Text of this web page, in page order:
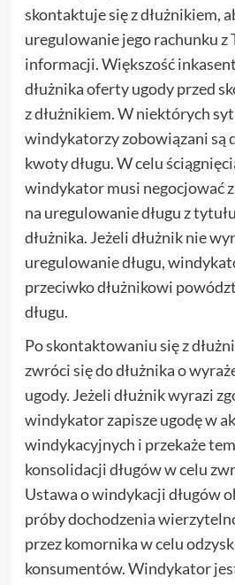
skontaktuje się z dłużnikiem,
uregulowanie jego rachunku z
informacji. Większość
dłużnika oferty ugody przed
z dłużnikiem. W niektórych
windykatorzy zobowiązani są
kwoty długu. W celu
windykator musi negocjować
na uregulowanie długu z
dłużnika. Jeżeli dłużnik nie
uregulowanie długu,
przeciwko dłużnikowi
długu.
Po skontaktowaniu się z
zwróci się do dłużnika o
ugody. Jeżeli dłużnik wyrazi
windykator zapisze ugodę w
windykacyjnych i przekaże
konsolidacji długów w celu
Ustawa o windykacji długów
próby dochodzenia
przez komornika w celu
konsumentów. Windykator